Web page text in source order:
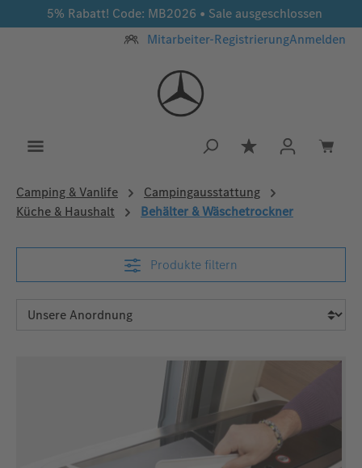
Zum Hauptinhalt springen
5% Rabatt! Code: MB2026 • Sale ausgeschlossen
Mitarbeiter-RegistrierungAnmelden
Du hast 0
Camping & Vanlife
Campingausstattung
Küche & Haushalt
Behälter & Wäschetrockner
Produkte filtern